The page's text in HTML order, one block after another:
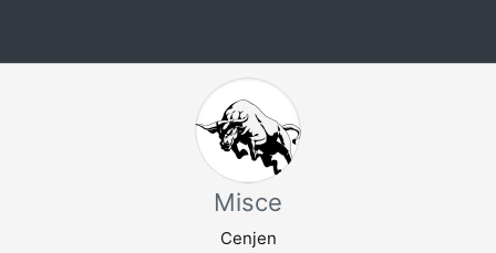
Misce
Cenjen